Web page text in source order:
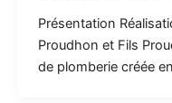
Présentation
Proudhon et Fils
de plomberie créée